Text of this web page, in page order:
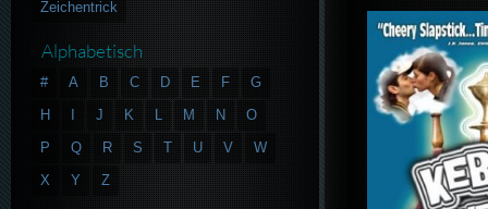
Zeichentrick
Alphabetisch
# A B C D E F
G
H
J K L M N
O
P
Q R S T U V
W
X
Y Z